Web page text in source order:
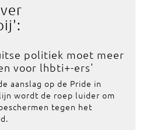
':
politiek moet meer
voor lhbti+-ers'
aanslag op de Pride in
wordt de roep luider om
tegen het